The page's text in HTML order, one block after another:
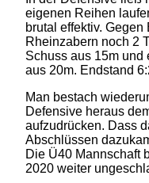
eigenen Reihen
brutal effektiv.
Rheinzabern noch 2
Schuss aus 15m
aus 20m. Endstand
Man bestach
Defensive heraus
aufzudrücken. Dass
Abschlüssen
Die Ü40 Mannschaft
2020 weiter